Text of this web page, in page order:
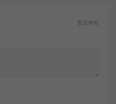
暂无评论